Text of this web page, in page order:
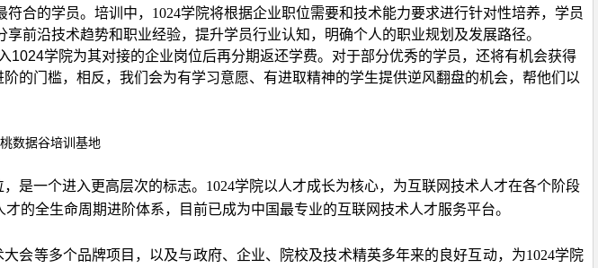
合的学员。培训中， 1024学院将根据企业职位需要和技术能力要求进行针对性培养，学员
前沿技术趋势和职业经验，提升学员行业认知，明确个人的职业规划及发展路径。
1024学院为其对接的企业岗位后再分期返还学费。 对于部分优秀的学员，还将有机会获得
的门槛，相反，我们会为有学习意愿、有进取精神的学生提供逆风翻盘的机会，帮他们以
数据谷培训基地
是一个进入更高层次的标志。 1024学院以人才成长为核心，为互联网技术人才在各个阶段
的全生命周期进阶体系，目前已成为中国最专业的互联网技术人才服务平台。
大会等多个品牌项目，以及与政府、企业、院校及技术精英多年来的良好互动，为1024学院